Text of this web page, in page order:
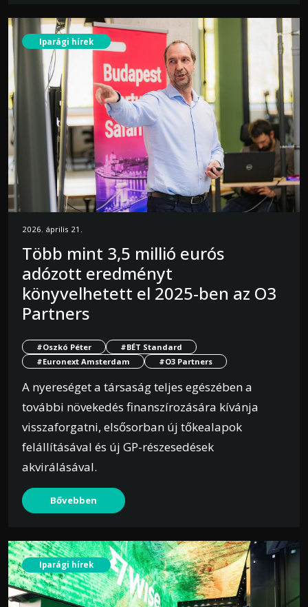
Iparági hírek
2026. április 21.
Több mint 3,5 millió eurós
adózott eredményt
könyvelhetett el 2025-ben az O3
Partners
#Oszkó Péter
#BÉT Standard
#Euronext Amsterdam
#O3 Partners
A nyereséget a társaság teljes egészében a
további növekedés finanszírozására kívánja
visszaforgatni, elsősorban új tőkealapok
felállításával és új GP-részesedések
akvirálásával.
Bővebben
Iparági hírek